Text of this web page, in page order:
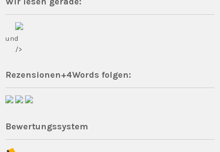
und
/>
Rezensionen+4Words folgen:
Bewertungssystem